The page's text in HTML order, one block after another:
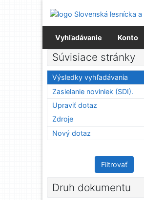
Prejsť na menu
Prehlásenie o webovej
Vyhľadávanie Konto
Výsledky
Súvisiace stránky
Výsledky vyhľadávania
Zasielanie noviniek (SDI).
Upraviť dotaz
Zdroje
Nový dotaz
Filtrovať
Druh dokumentu